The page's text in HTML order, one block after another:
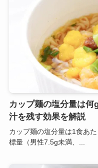
カップ麺の塩分量は何
汁を残す効果を解説
カップ麺の塩分量は1食あ
標量（男性7.5g未満、...